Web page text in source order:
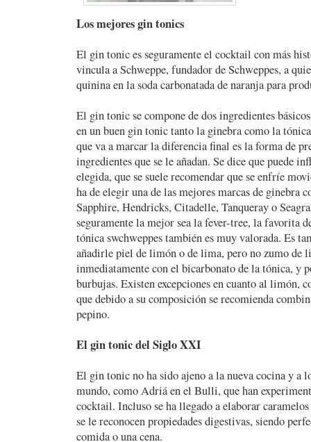
Los mejores gin tonics
El gin tonic es seguramente el cocktail con más
vincula a Schweppe, fundador de Schweppes, a
quinina en la soda carbonatada de naranja para
El gin tonic se compone de dos ingredientes
en un buen gin tonic tanto la ginebra como la
que va a marcar la diferencia final es la forma de
ingredientes que se le añadan. Se dice que puede
elegida, que se suele recomendar que se enfríe
ha de elegir una de las mejores marcas de ginebra
Sapphire, Hendricks, Citadelle, Tanqueray o
seguramente la mejor sea la fever-tree, la favorita
tónica swchweppes también es muy valorada. Es
añadirle piel de limón o de lima, pero no zumo de
inmediatamente con el bicarbonato de la tónica, y
burbujas. Existen excepciones en cuanto al limón,
que debido a su composición se recomienda
pepino.
El gin tonic del Siglo XXI
El gin tonic no ha sido ajeno a la nueva cocina y a
mundo, como Adriá en el Bulli, que han
cocktail. Incluso se ha llegado a elaborar
se le reconocen propiedades digestivas, siendo
comida o una cena.